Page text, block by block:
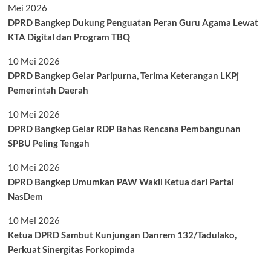
Mei 2026
DPRD Bangkep Dukung Penguatan Peran Guru Agama Lewat
KTA Digital dan Program TBQ
10 Mei 2026
DPRD Bangkep Gelar Paripurna, Terima Keterangan LKPj
Pemerintah Daerah
10 Mei 2026
DPRD Bangkep Gelar RDP Bahas Rencana Pembangunan
SPBU Peling Tengah
10 Mei 2026
DPRD Bangkep Umumkan PAW Wakil Ketua dari Partai
NasDem
10 Mei 2026
Ketua DPRD Sambut Kunjungan Danrem 132/Tadulako,
Perkuat Sinergitas Forkopimda